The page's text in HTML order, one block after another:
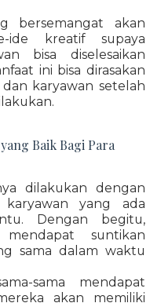
bersemangat akan
ide kreatif supaya
bisa diselesaikan
ini bisa dirasakan
karyawan setelah
Baik Bagi Para
dilakukan dengan
karyawan yang ada
Dengan begitu,
suntikan
sama dalam waktu
sama mendapat
akan memiliki